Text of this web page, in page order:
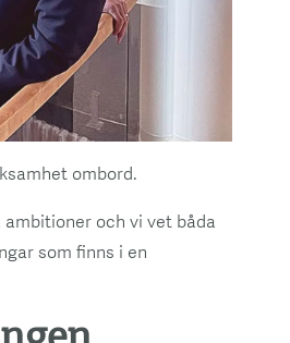
ombord.
och vi vet båda
som finns i en